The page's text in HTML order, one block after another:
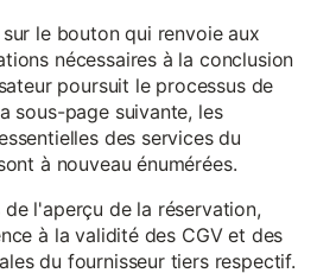
le bouton qui renvoie aux
nécessaires à la conclusion
poursuit le processus de
sous-page suivante, les
des services du
à nouveau énumérées.
de l'aperçu de la réservation,
à la validité des CGV et des
du fournisseur tiers respectif.